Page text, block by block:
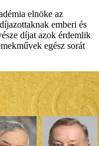
elnöke az
emberi és
díjat azok érdemlik
egész sorát